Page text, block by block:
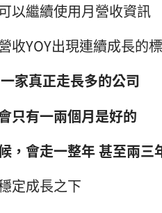
以繼續使用月營收資訊
收YOY出現連續成長的
一家真正走長多的公司
只有一兩個月是好的
，會走一整年 甚至兩三
定成長之下